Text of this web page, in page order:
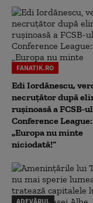
FANATIK.RO
Edi Iordănescu,
necruțător după
rușinoasă a FCSB-
Conference League:
„Europa nu minte
niciodată!”
ADEVĂRUL